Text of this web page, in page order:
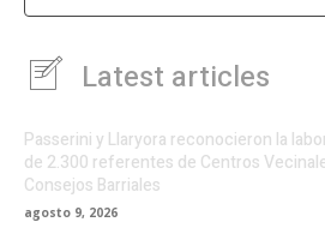
Latest articles
Passerini y Llaryora reconocieron la
de 2.300 referentes de Centros
Consejos Barriales
agosto 9, 2026